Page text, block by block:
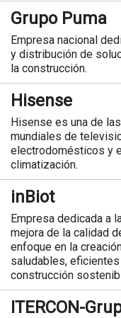
Grupo Puma
Empresa nacional
y distribución de
la construcción.
Hisense
Hisense es una de
mundiales de
electrodomésticos y
climatización.
inBiot
Empresa dedicada a
mejora de la calidad
enfoque en la
saludables,
construcción
ITERCON-